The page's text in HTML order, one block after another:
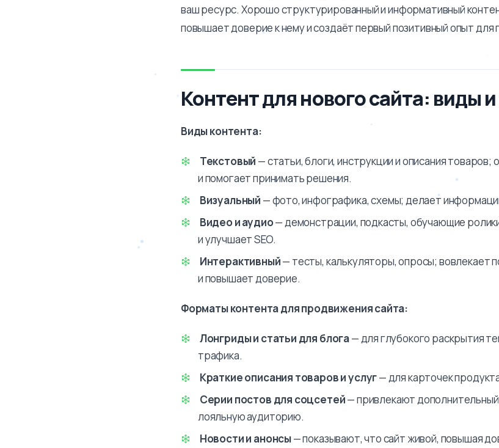
ваш ресурс. Хорошо структурированный и информативный
повышает доверие к нему и создаёт первый позитивный опыт для
Контент для нового сайта: виды
Виды контента:
Текстовый — статьи, блоги, инструкции и описания товаров;
и помогает принимать решения.
Визуальный — фото, инфографика, схемы; делает
Видео и аудио— демонстрации, подкасты, обучающие
и улучшает SEO.
Интерактивный— тесты, калькуляторы, опросы; вовлекает
и повышает доверие.
Форматы контента для продвижения сайта:
Лонгриды и статьи для блога— для глубокого раскрытия
трафика.
Краткие описания товаров и услуг— для карточек
Серии постов для соцсетей— привлекают
лояльную аудиторию.
Новости и анонсы— показывают, что сайт живой, повышая